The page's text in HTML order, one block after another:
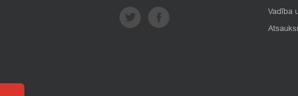
Vadība